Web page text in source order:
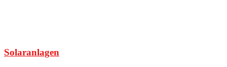
Solaranlagen